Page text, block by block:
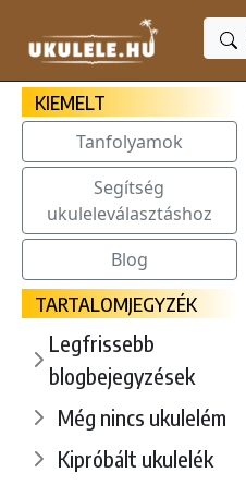
KIEMELT
Tanfolyamok
Segítség
ukuleleválasztáshoz
Blog
TARTALOMJEGYZÉK
Legfrissebb
blogbejegyzések
Még nincs ukulelém
Kipróbált ukulelék